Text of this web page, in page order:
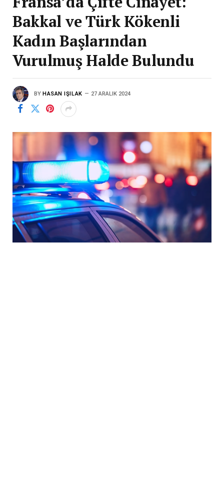
Bakkal ve Türk Kökenli
Kadın Başlarından
Vurulmuş Halde Bulundu
BY HASAN IŞILAK 27 ARALIK 2024